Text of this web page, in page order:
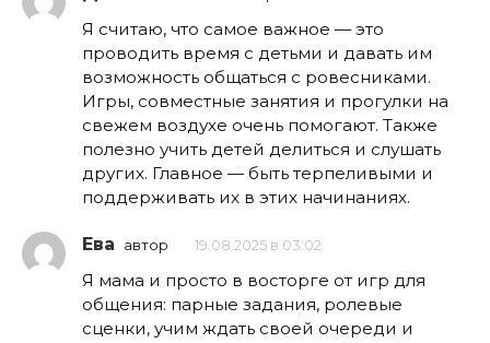
Я считаю, что самое важное — это
проводить время с детьми и давать им
возможность общаться с ровесниками.
Игры, совместные занятия и прогулки на
свежем воздухе очень помогают. Также
полезно учить детей делиться и слушать
других. Главное — быть терпеливыми и
поддерживать их в этих начинаниях.
Ева автор 19.08.2025 в 03:02
Я мама и просто в восторге от игр для
общения: парные задания, ролевые
сценки, учим ждать своей очереди и